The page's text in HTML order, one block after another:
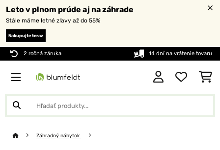
Leto v plnom prúde aj na záhrade
Stále máme letné zľavy až do 55%
Nakupujte teraz
2 ročná záruka 14 dní na vrátenie tovaru
Záhradný nábytok